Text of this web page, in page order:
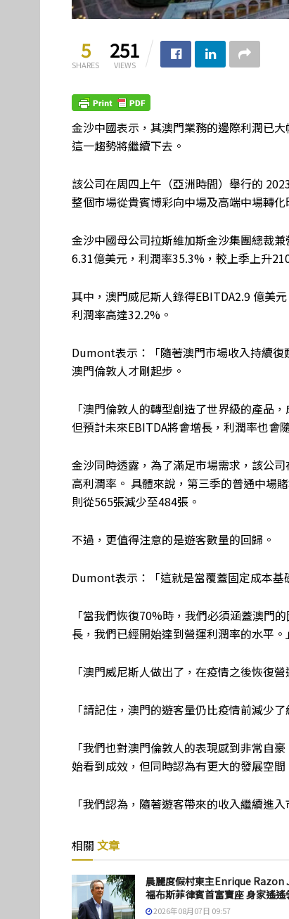
5
SHARES
251
VIEWS
金沙中國表示，其澳門業務的邊際利潤已
這一趨勢將繼續下去。
該公司在周四上午（亞洲時間）舉行的
整個市場從貴賓博彩向中場及高端中場轉化
金沙中國母公司拉斯維加斯金沙集團總裁
6.31億美元，利潤率35.3%，較上季上升
其中，澳門威尼斯人錄得EBITDA2.9 億美
利潤率高達32.2%。
Dumont表示：「隨著澳門市場收入持續復
澳門倫敦人才剛起步。
「澳門倫敦人的轉型創造了世界級的產品
但預計未來EBITDA將會增長，利潤率也會
金沙同時透露，為了滿足市場需求，該公
高利潤率。 具體來說，第三季的普通中場
則從565張減少至484張。
不過，更值得注意的是遊客數量的回歸。
Dumont表示：「這就是當覆蓋固定成本基
「當我們恢復70%時，我們必須涵蓋澳門
長，我們已經開始達到營運利潤率的水平。」
「澳門威尼斯人做出了，在疫情之後恢復
「請記住，澳門的遊客量仍比疫情前減少
「我們也對澳門倫敦人的表現感到非常自
始看到成效，但同時認為有更大的發展空間
「我們認為，隨著遊客帶來的收入繼續進
相關 文章
晨麗度假村東主Enrique Razon
福布斯菲律賓首富寶座 身家遙遙
2026年08月07日 09:57